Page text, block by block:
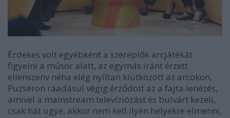
Érdekes volt egyébként a szereplők arcjátékát
figyelni a műsor alatt, az egymás iránt érzett
ellenszenv néha elég nyíltan kiütközött az arcokon,
Puzséron ráadásul végig érződött az a fajta lenézés,
amivel a mainstream televíziózást és bulvárt kezeli,
csak hát ugye, akkor nem kell ilyen helyekre elmenni,